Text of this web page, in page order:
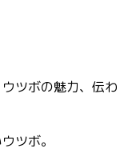
ツボの魅力、伝わ
ツボ。